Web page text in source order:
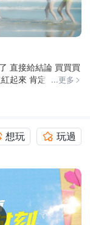
買
起來 肯定是營銷問
...更多
想玩 玩過